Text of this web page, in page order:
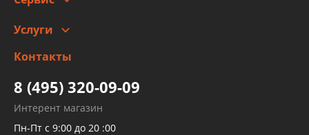
Заправка кондиционера авто
Детейлинг
Услуги
высокого давления
Тормозных трубок
Рукавов гидроусилителей
Рукавов компрессоров и турбин
Контакты
8 (495) 320-09-09
Интерент магазин
Пн-Пт с 9:00 до 20 :00